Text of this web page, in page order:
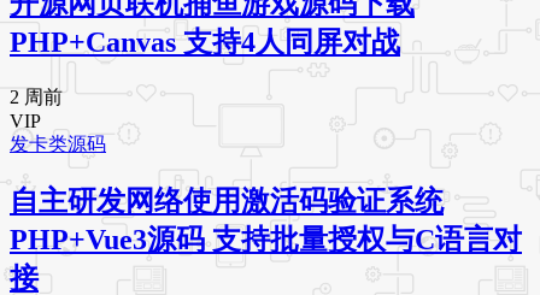
PHP+Canvas 支持4人同屏对战
2 周前
VIP
发卡类源码
自主研发网络使用激活码验证系统
PHP+Vue3源码 支持批量授权与C语言对
接